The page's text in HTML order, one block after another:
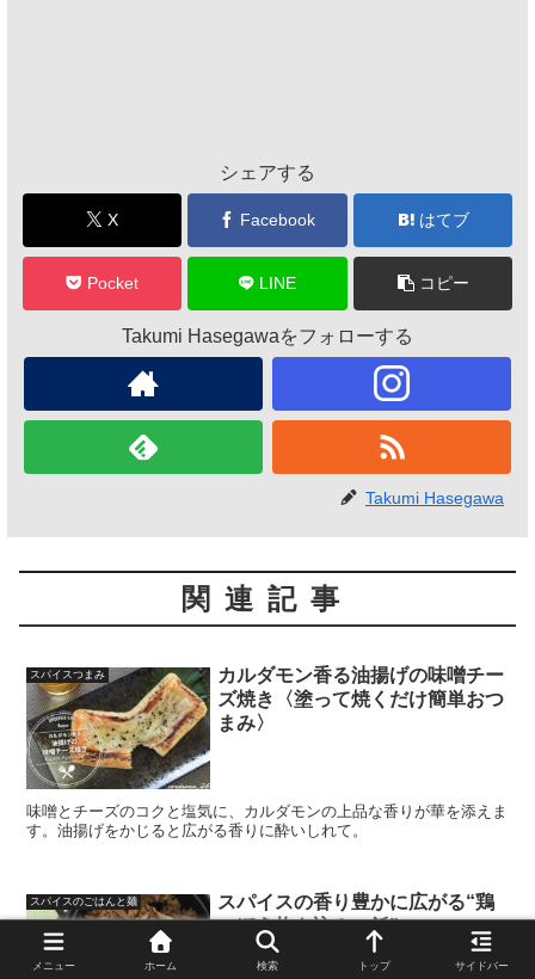
シェアする
X Facebook はてブ
Pocket LINE コピー
Takumi Hasegawaをフォローする
Takumi Hasegawa
関連記事
スパイスつまみ
カルダモン香る油揚げの味噌チー
ズ焼き〈塗って焼くだけ簡単おつ
まみ〉
味噌とチーズのコクと塩気に、カルダモンの上品な香りが華を添えま
す。油揚げをかじると広がる香りに酔いしれて。
スパイスのごはんと麺
スパイスの香り豊かに広がる“鶏
ごぼう炊き込みご飯”
メニュー ホーム 検索 トップ サイドバー